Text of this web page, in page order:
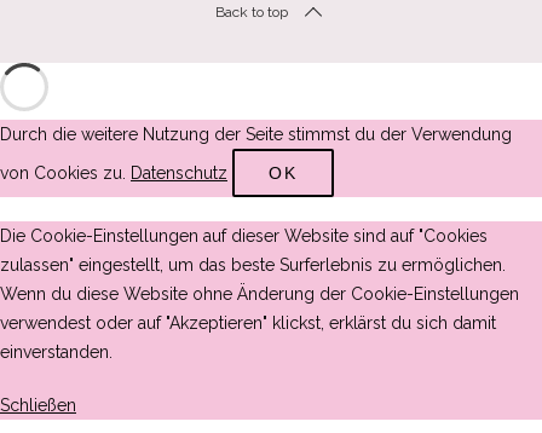
Back to top
Durch die weitere Nutzung der Seite stimmst du der Verwendung
von Cookies zu. Datenschutz OK
Die Cookie-Einstellungen auf dieser Website sind auf "Cookies
zulassen" eingestellt, um das beste Surferlebnis zu ermöglichen.
Wenn du diese Website ohne Änderung der Cookie-Einstellungen
verwendest oder auf "Akzeptieren" klickst, erklärst du sich damit
einverstanden.
Schließen